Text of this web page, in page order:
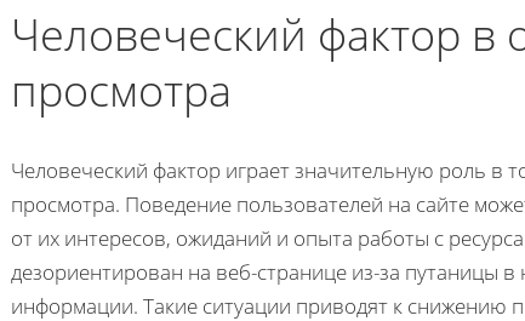
Человеческий фактор в
просмотра
Человеческий фактор играет значительную роль в
просмотра. Поведение пользователей на сайте
от их интересов, ожиданий и опыта работы с
дезориентирован на веб-странице из-за путаницы
информации. Такие ситуации приводят к снижению